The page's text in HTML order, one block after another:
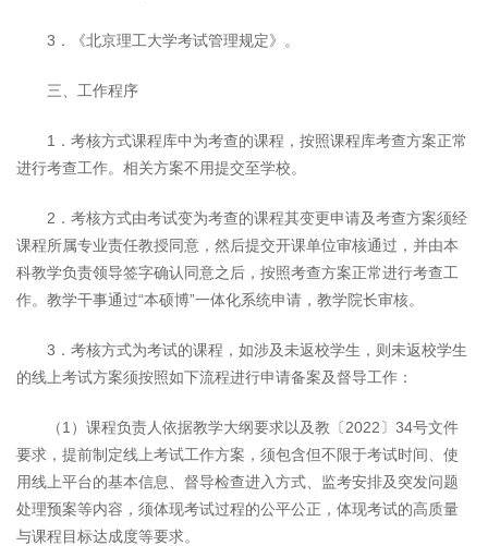
3．《北京理工大学考试管理规定》。
三、工作程序
1．考核方式课程库中为考查的课程，按照课程库考查方案正常
进行考查工作。相关方案不用提交至学校。
2．考核方式由考试变为考查的课程其变更申请及考查方案须经
课程所属专业责任教授同意，然后提交开课单位审核通过，并由本
科教学负责领导签字确认同意之后，按照考查方案正常进行考查工
作。教学干事通过“本硕博”一体化系统申请，教学院长审核。
3．考核方式为考试的课程，如涉及未返校学生，则未返校学生
的线上考试方案须按照如下流程进行申请备案及督导工作：
（1）课程负责人依据教学大纲要求以及教〔2022〕34号文件
要求，提前制定线上考试工作方案，须包含但不限于考试时间、使
用线上平台的基本信息、督导检查进入方式、监考安排及突发问题
处理预案等内容，须体现考试过程的公平公正，体现考试的高质量
与课程目标达成度等要求。